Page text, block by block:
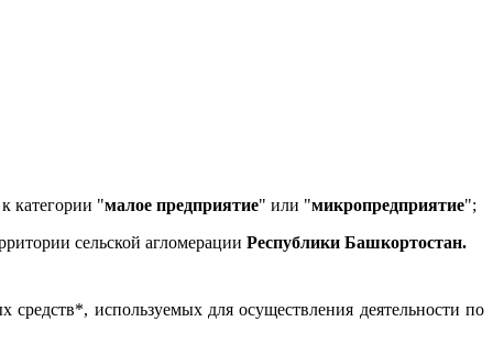
категории "малое предприятие" или "микропредприятие";
сельской агломерации Республики Башкортостан.
используемых для осуществления деятельности по